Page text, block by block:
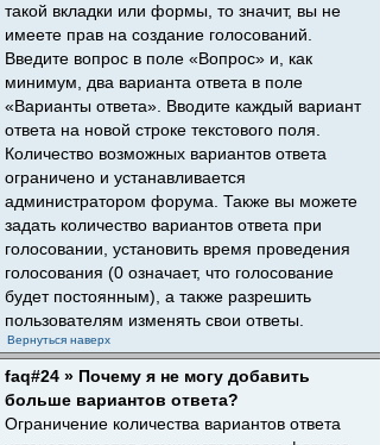
такой вкладки или формы, то значит, вы не
имеете прав на создание голосований.
Введите вопрос в поле «Вопрос» и, как
минимум, два варианта ответа в поле
«Варианты ответа». Вводите каждый вариант
ответа на новой строке текстового поля.
Количество возможных вариантов ответа
ограничено и устанавливается
администратором форума. Также вы можете
задать количество вариантов ответа при
голосовании, установить время проведения
голосования (0 означает, что голосование
будет постоянным), а также разрешить
пользователям изменять свои ответы.
Вернуться наверх
faq#24 » Почему я не могу добавить
больше вариантов ответа?
Ограничение количества вариантов ответа